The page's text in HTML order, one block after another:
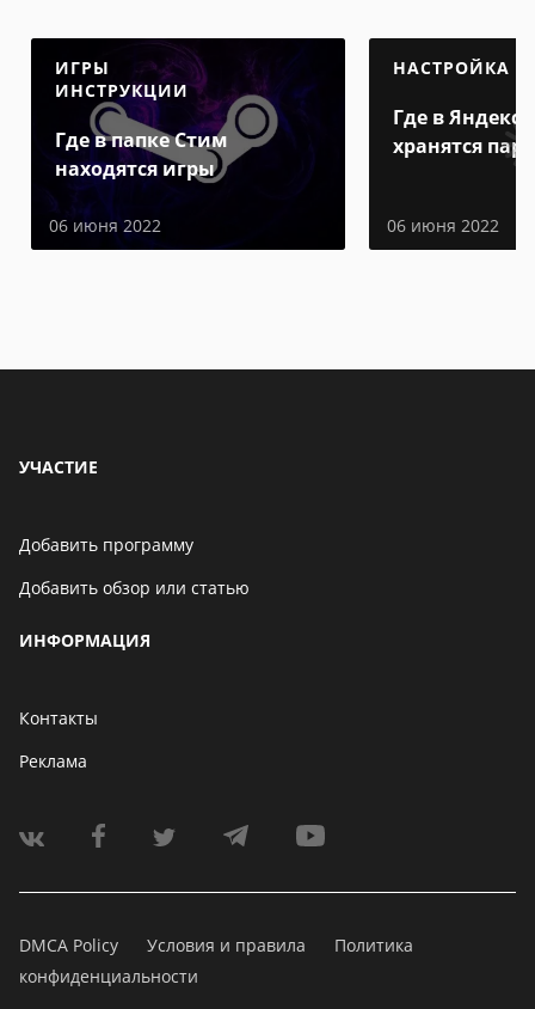
ИГРЫ
ИНСТРУКЦИИ
Где в папке Стим
находятся игры
06 июня 2022
НАСТРОЙКА
Где в Яндекс
хранятся
06 июня 2022
УЧАСТИЕ
Добавить программу
Добавить обзор или статью
ИНФОРМАЦИЯ
Контакты
Реклама
DMCA Policy Условия и правила
Политика
конфиденциальности